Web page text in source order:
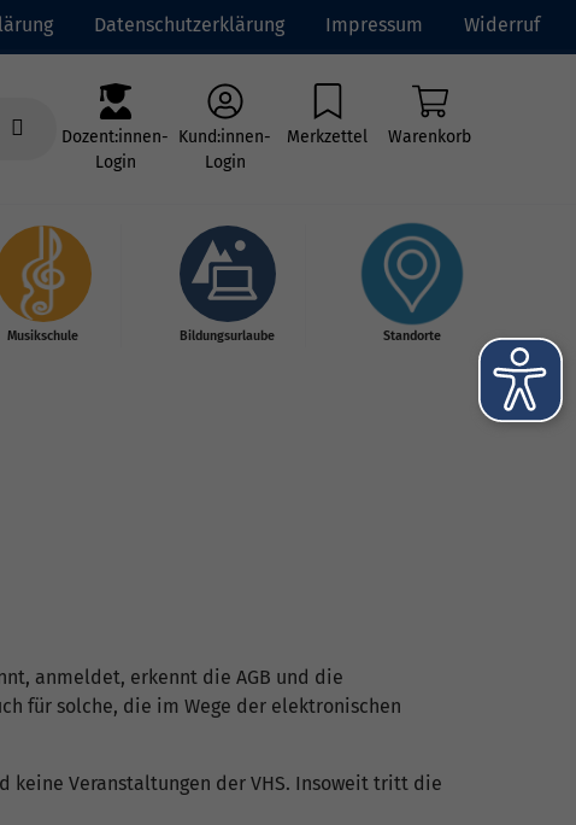
Datenschutzerklärung Impressum Widerruf
Dozent:innen-
Login
Kund:innen-
Login
Merkzettel Warenkorb
Musikschule Bildungsurlaube Standorte
anmeldet, erkennt die AGB und die
für solche, die im Wege der elektronischen
keine Veranstaltungen der VHS. Insoweit tritt die